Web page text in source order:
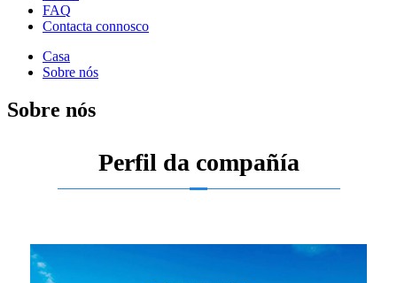
FAQ
Contacta connosco
Casa
Sobre nós
Sobre nós
Perfil da compañía